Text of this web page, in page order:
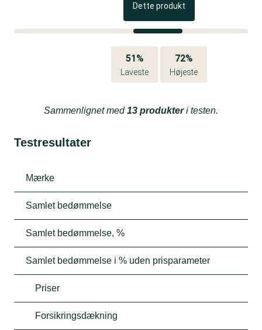
Dette produkt
51%
Laveste
72%
Højeste
Sammenlignet med13 produkteri testen.
Testresultater
Mærke
Samlet bedømmelse
Samlet bedømmelse, %
Samlet bedømmelse i % uden prisparameter
Priser
Forsikringsdækning